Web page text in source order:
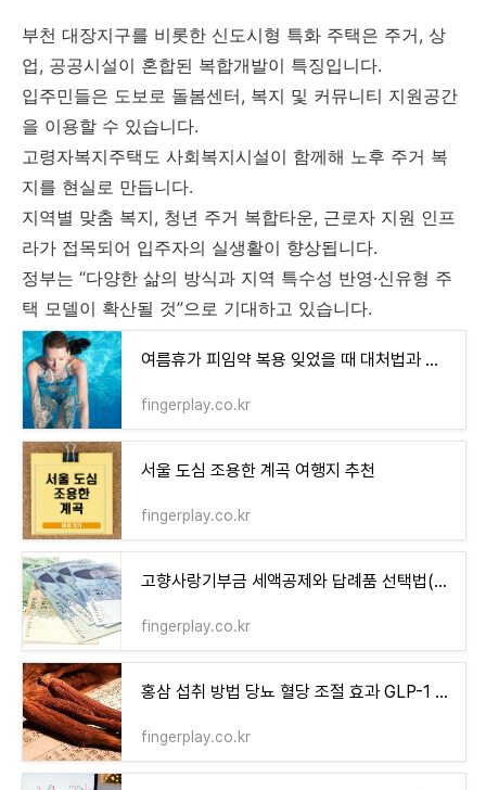
부천 대장지구를 비롯한 신도시형 특화 주택은 주거, 상
업, 공공시설이 혼합된 복합개발이 특징입니다.
입주민들은 도보로 돌봄센터, 복지 및 커뮤니티 지원공간
을 이용할 수 있습니다.
고령자복지주택도 사회복지시설이 함께해 노후 주거 복
지를 현실로 만듭니다.
지역별 맞춤 복지, 청년 주거 복합타운, 근로자 지원 인프
라가 접목되어 입주자의 실생활이 향상됩니다.
정부는 “다양한 삶의 방식과 지역 특수성 반영·신유형 주
택 모델이 확산될 것”으로 기대하고 있습니다.
여름휴가 피임약 복용 잊었을 때 대처법과 주의사항
fingerplay.co.kr
서울 도심 조용한 계곡 여행지 추천
fingerplay.co.kr
고향사랑기부금 세액공제와 답례품 선택법(+실속 절세 꿀팁)
fingerplay.co.kr
홍삼 섭취 방법 당뇨 혈당 조절 효과 GLP-1 호르몬 증가(+식후 혈당 낮추는 방법)
fingerplay.co.kr